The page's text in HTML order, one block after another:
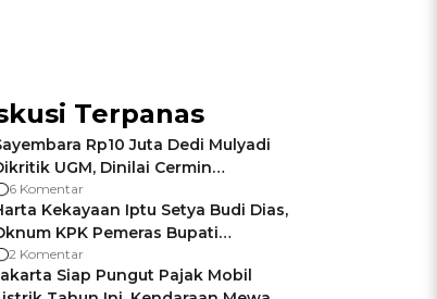
Terpanas
Rp10 Juta Dedi Mulyadi
UGM, Dinilai Cermin
Negara Jamin Keamanan
6 Komentar
Kekayaan Iptu Setya Budi Dias,
KPK Pemeras Bupati
2 Komentar
Siap Pungut Pajak Mobil